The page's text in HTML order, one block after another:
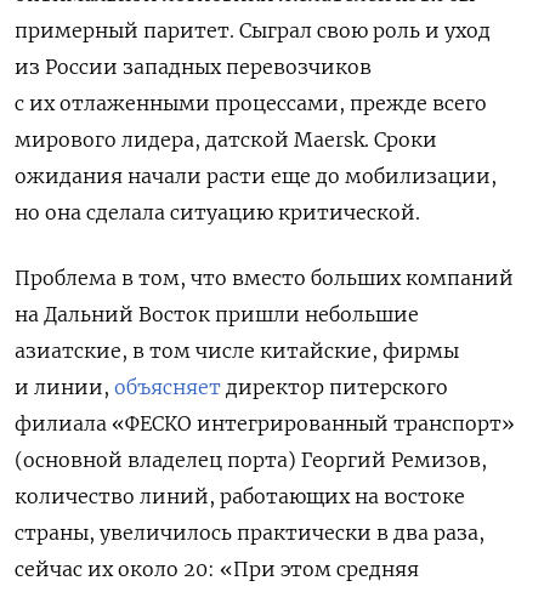
примерный паритет. Сыграл свою роль и уход
из России западных перевозчиков
с их отлаженными процессами, прежде всего
мирового лидера, датской Maersk. Сроки
ожидания начали расти еще до мобилизации,
но она сделала ситуацию критической.
Проблема в том, что вместо больших компаний
на Дальний Восток пришли небольшие
азиатские, в том числе китайские, фирмы
и линии, объясняет директор питерского
филиала «ФЕСКО интегрированный транспорт»
(основной владелец порта) Георгий Ремизов,
количество линий, работающих на востоке
страны, увеличилось практически в два раза,
сейчас их около 20: «При этом средняя